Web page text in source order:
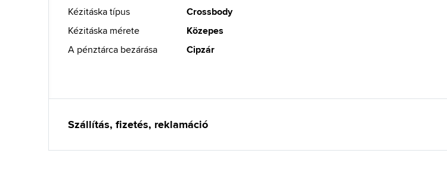
Kézitáska típus
Crossbody
Kézitáska mérete
Közepes
A pénztárca bezárása
Cipzár
Szállítás, fizetés, reklamáció